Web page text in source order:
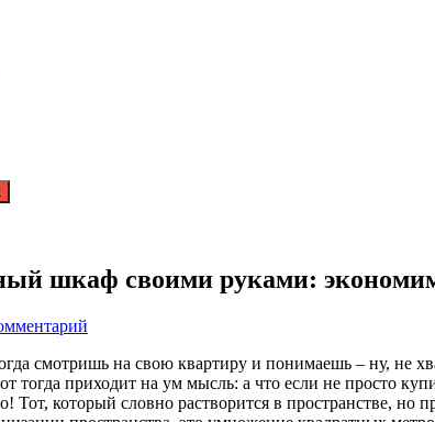
шкаф своими руками:
смотришь на свою квартиру и понимаешь – ну, не
тогда приходит на ум мысль: а что если не просто
Тот, который словно растворится в пространстве,